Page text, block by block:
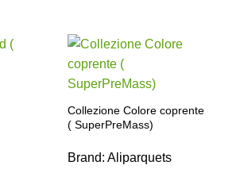
Collezione Colore coprente
( SuperPreMass)
Brand: Aliparquets